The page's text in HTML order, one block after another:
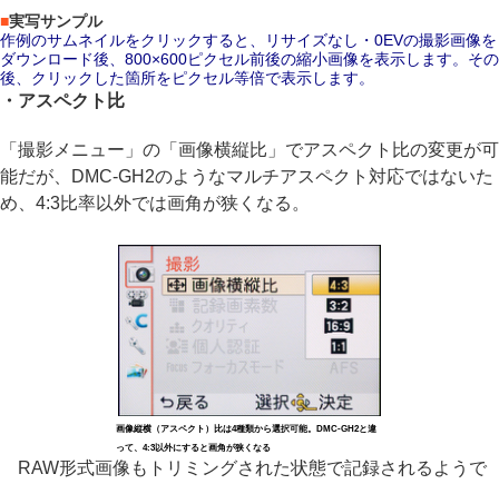
■実写サンプル
作例のサムネイルをクリックすると、リサイズなし・0EVの撮影画像を
ダウンロード後、800×600ピクセル前後の縮小画像を表示します。その
後、クリックした箇所をピクセル等倍で表示します。
・アスペクト比
「撮影メニュー」の「画像横縦比」でアスペクト比の変更が可
能だが、DMC-GH2のようなマルチアスペクト対応ではないた
め、4:3比率以外では画角が狭くなる。
画像縦横（アスペクト）比は4種類から選択可能。DMC-GH2と違
って、4:3以外にすると画角が狭くなる
RAW形式画像もトリミングされた状態で記録されるようで